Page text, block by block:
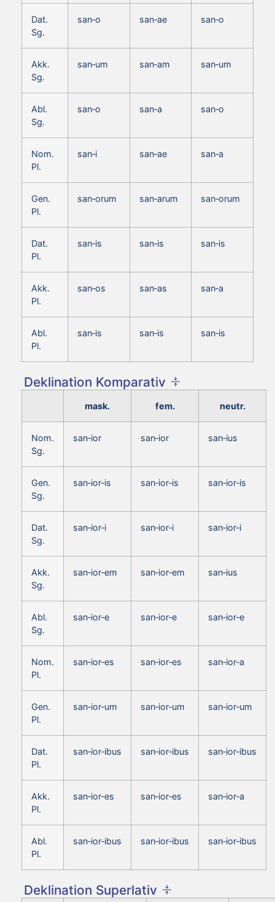
Dat.
Sg.
san‑o san‑ae san‑o
Akk.
Sg.
san‑um san‑am san‑um
Abl.
Sg.
san‑o san‑a san‑o
Nom.
Pl.
san‑i san‑ae san‑a
Gen.
Pl.
san‑orum san‑arum san‑orum
Dat.
Pl.
san‑is san‑is san‑is
Akk.
Pl.
san‑os san‑as san‑a
Abl.
Pl.
san‑is san‑is san‑is
Deklination Komparativ
mask. fem. neutr.
Nom.
Sg.
san‑ior san‑ior san‑ius
Gen.
Sg.
san‑ior‑is san‑ior‑is san‑ior‑is
Dat.
Sg.
san‑ior‑i san‑ior‑i san‑ior‑i
Akk.
Sg.
san‑ior‑em san‑ior‑em san‑ius
Abl.
Sg.
san‑ior‑e san‑ior‑e san‑ior‑e
Nom.
Pl.
san‑ior‑es san‑ior‑es san‑ior‑a
Gen.
Pl.
san‑ior‑um san‑ior‑um san‑ior‑um
Dat.
Pl.
san‑ior‑ibus san‑ior‑ibus san‑ior‑ibus
Akk.
Pl.
san‑ior‑es san‑ior‑es san‑ior‑a
Abl.
Pl.
san‑ior‑ibus san‑ior‑ibus san‑ior‑ibus
Deklination Superlativ